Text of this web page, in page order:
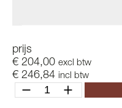
prijs
€ 204,00 excl btw
€ 246,84 incl btw
ossa
leather